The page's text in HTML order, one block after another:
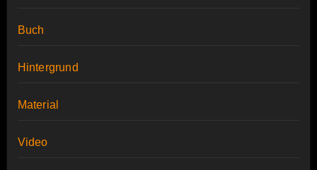
Buch
Hintergrund
Material
Video